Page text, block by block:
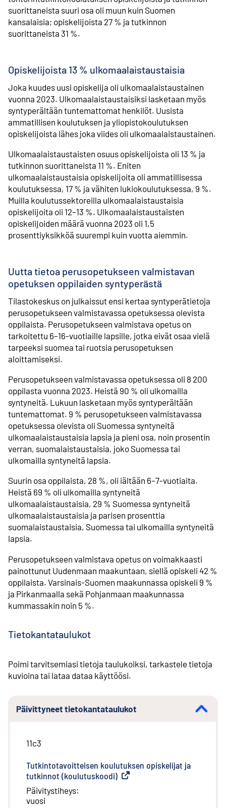
suorittaneista suuri osa oli muun kuin Suomen
kansalaisia; opiskelijoista 27 % ja tutkinnon
suorittaneista 31 %.
Opiskelijoista 13 % ulkomaalaistaustaisia
Joka kuudes uusi opiskelija oli ulkomaalaistaustainen
vuonna 2023. Ulkomaalaistaustaisiksi lasketaan myös
syntyperältään tuntemattomat henkilöt. Uusista
ammatillisen koulutuksen ja yliopistokoulutuksen
opiskelijoista lähes joka viides oli ulkomaalaistaustainen.
Ulkomaalaistaustaisten osuus opiskelijoista oli 13 % ja
tutkinnon suorittaneista 11 %. Eniten
ulkomaalaistaustaisia opiskelijoita oli ammatillisessa
koulutuksessa, 17 % ja vähiten lukiokoulutuksessa, 9 %.
Muilla koulutussektoreilla ulkomaalaistaustaisia
opiskelijoita oli 12–13 %. Ulkomaalaistaustaisten
opiskelijoiden määrä vuonna 2023 oli 1,5
prosenttiyksikköä suurempi kuin vuotta aiemmin.
Uutta tietoa perusopetukseen valmistavan
opetuksen oppilaiden syntyperästä
Tilastokeskus on julkaissut ensi kertaa syntyperätietoja
perusopetukseen valmistavassa opetuksessa olevista
oppilaista. Perusopetukseen valmistava opetus on
tarkoitettu 6–16-vuotiaille lapsille, jotka eivät osaa vielä
tarpeeksi suomea tai ruotsia perusopetuksen
aloittamiseksi.
Perusopetukseen valmistavassa opetuksessa oli 8 200
oppilasta vuonna 2023. Heistä 90 % oli ulkomailla
syntyneitä. Lukuun lasketaan myös syntyperältään
tuntemattomat. 9 % perusopetukseen valmistavassa
opetuksessa olevista oli Suomessa syntyneitä
ulkomaalaistaustaisia lapsia ja pieni osa, noin prosentin
verran, suomalaistaustaisia, joko Suomessa tai
ulkomailla syntyneitä lapsia.
Suurin osa oppilaista, 28 %, oli iältään 6–7-vuotiaita.
Heistä 69 % oli ulkomailla syntyneitä
ulkomaalaistaustaisia, 29 % Suomessa syntyneitä
ulkomaalaistaustaisia ja parisen prosenttia
suomalaistaustaisia, Suomessa tai ulkomailla syntyneitä
lapsia.
Perusopetukseen valmistava opetus on voimakkaasti
painottunut Uudenmaan maakuntaan, siellä opiskeli 42 %
oppilaista. Varsinais-Suomen maakunnassa opiskeli 9 %
ja Pirkanmaalla sekä Pohjanmaan maakunnassa
kummassakin noin 5 %.
Tietokantataulukot
Poimi tarvitsemiasi tietoja taulukoiksi, tarkastele tietoja
kuvioina tai lataa dataa käyttöösi.
Päivittyneet tietokantataulukot
11c3
Tutkintotavoitteisen koulutuksen opiskelijat ja
tutkinnot (koulutuskoodi) Ulkoinen linkki
Päivitystiheys:
vuosi